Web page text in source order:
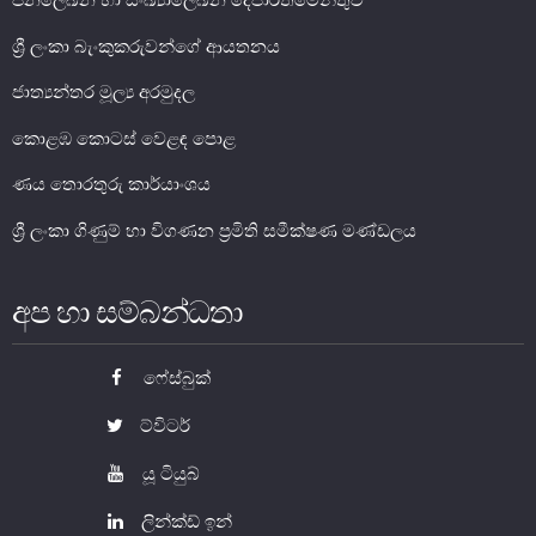
නෝට්ටු හා කාසි පිළිබඳ දැනුවත් වෙමු
ව්‍යවහාර මුදල් නෝට්ටු
සංසරණයේ පවතින කාසි
ව්‍යවහාර මුදල් කළමනාකරණය
ශ්‍රී ලංකා බැංකුකරුවන්ගේ ආයතනය
ජාත්‍යන්තර මූල්‍ය අරමුදල
කොළඹ කොටස් වෙළඳ පොළ
ණය තොරතුරු කාර්යාංශය
ශ්‍රී ලංකා ගිණුම් හා විගණන ප්‍රමිති සමීක්ෂණ මණ්ඩලය
අප හා සම්බන්ධතා
ෆේස්බුක්
ට්විටර්
යූ ටියුබ්
ලින්ක්ඩ් ඉන්